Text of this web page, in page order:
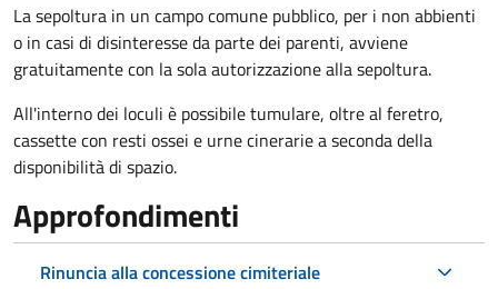
La sepoltura in un campo comune pubblico, per i non abbienti
o in casi di disinteresse da parte dei parenti, avviene
gratuitamente con la sola autorizzazione alla sepoltura.
All'interno dei loculi è possibile tumulare, oltre al feretro,
cassette con resti ossei e urne cinerarie a seconda della
disponibilità di spazio.
Approfondimenti
Rinuncia alla concessione cimiteriale